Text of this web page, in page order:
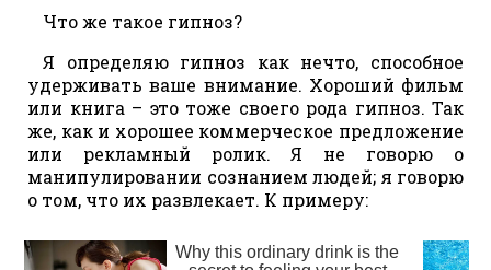
Что же такое гипноз?
Я определяю гипноз как нечто, способное
удерживать ваше внимание. Хороший фильм
или книга – это тоже своего рода гипноз. Так
же, как и хорошее коммерческое предложение
или рекламный ролик. Я не говорю о
манипулировании сознанием людей; я говорю
о том, что их развлекает. К примеру: